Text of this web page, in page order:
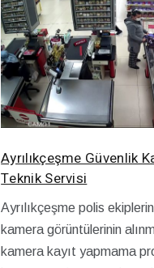
Ayrılıkçeşme Güvenlik
Teknik Servisi
Ayrılıkçeşme polis
kamera görüntülerinin
kamera kayıt yapmama